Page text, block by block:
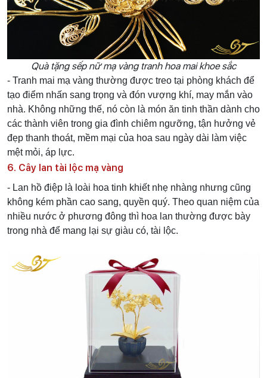
Quà tặng sếp nữ mạ vàng tranh hoa mai khoe sắc
- Tranh mai mạ vàng thường được treo tại phòng khách để
tạo điểm nhấn sang trọng và đón vượng khí, may mắn vào
nhà. Không những thế, nó còn là món ăn tinh thần dành cho
các thành viên trong gia đình chiêm ngưỡng, tận hưởng vẻ
đẹp thanh thoát, mềm mại của hoa sau ngày dài làm việc
mệt mỏi, áp lực.
6. Cây lan tài lộc mạ vàng
- Lan hồ điệp là loài hoa tinh khiết nhẹ nhàng nhưng cũng
không kém phần cao sang, quyền quý. Theo quan niệm của
nhiều nước ở phương đông thì hoa lan thường được bày
trong nhà để mang lại sự giàu có, tài lộc.